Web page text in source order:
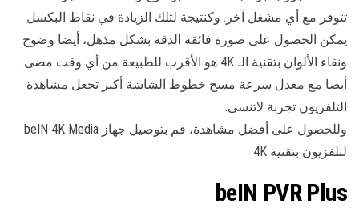
تتوفر مع أي مشغل آخر. وكنتيجة لتلك الزيادة في نقاط البكسل
يمكن الحصول على صورة فائقة الدقة بشكل مذهل، أيضا وضوح
ونقاء الألوان بتقنية الـ 4K هو الأقرب للطبيعة من أي وقت مضى.
أيضا مع معدل سرعة مسح خطوط الشاشة أكبر تجعل مشاهدة
التلفزيون تجربة لاتنسى.
وللحصول على أفضل مشاهدة، قم بتوصيل جهاز beIN 4K Media
لتلفزيون بتقنية 4K
beIN PVR Plus